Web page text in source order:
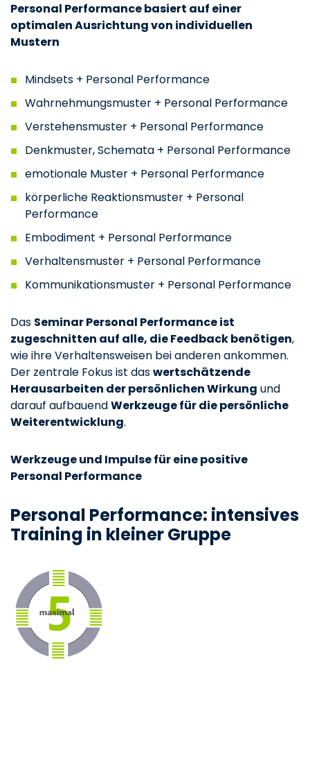
Personal Performance basiert auf einer
optimalen Ausrichtung von individuellen
Mustern
Mindsets + Personal Performance
Wahrnehmungsmuster + Personal Performance
Verstehensmuster + Personal Performance
Denkmuster, Schemata + Personal Performance
emotionale Muster + Personal Performance
körperliche Reaktionsmuster + Personal
Performance
Embodiment + Personal Performance
Verhaltensmuster + Personal Performance
Kommunikationsmuster + Personal Performance
Das Seminar Personal Performance ist
zugeschnitten auf alle, die Feedback benötigen,
wie ihre Verhaltensweisen bei anderen ankommen.
Der zentrale Fokus ist daswertschätzende
Herausarbeiten der persönlichen Wirkung und
darauf aufbauendWerkzeuge für die persönliche
Weiterentwicklung.
Werkzeuge und Impulse für eine positive
Personal Performance
Personal Performance: intensives
Training in kleiner Gruppe